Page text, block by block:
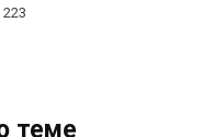
223
теме